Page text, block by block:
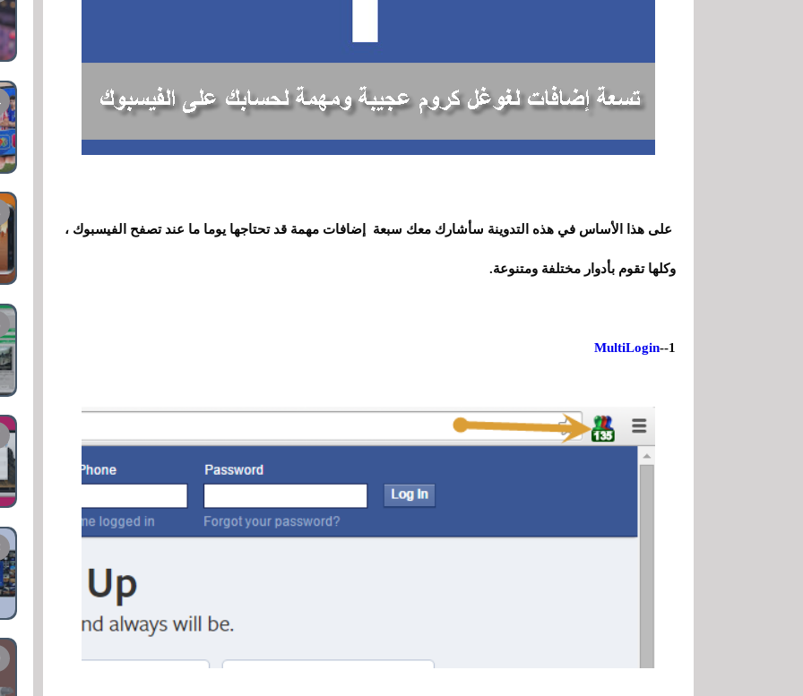
على هذا الأساس في هذه التدوينة سأشارك معك سبعة إضافات مهمة قد تحتاجها يوما ما عند تصفح الفيسبوك ،
وكلها تقوم بأدوار مختلفة ومتنوعة.
1--
MultiLogin